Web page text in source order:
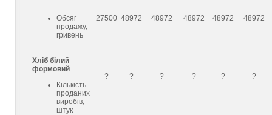
Обсяг
продажу,
гривень
27500 48972 48972 48972 48972 48972
Хліб білий
формовий
Кількість
проданих
виробів,
штук
? ? ? ? ? ?